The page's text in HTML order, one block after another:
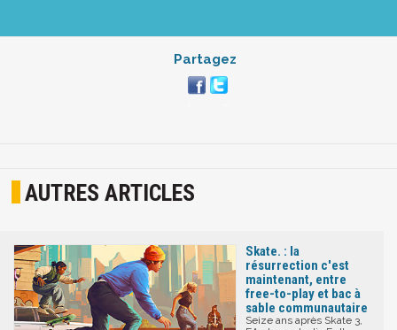
Partagez
AUTRES ARTICLES
Skate. : la
résurrection c'est
maintenant, entre
free-to-play et bac à
sable communautaire
Seize ans après Skate 3,